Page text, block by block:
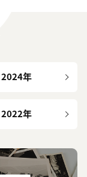
2024年
2022年